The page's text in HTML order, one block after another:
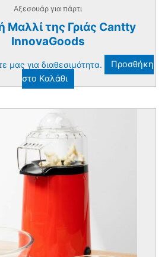
Αξεσουάρ για πάρτι
Μαλλί της Γριάς Cantty
InnovaGoods
μας για διαθεσιμότητα.
Προσθήκη
στο Καλάθι